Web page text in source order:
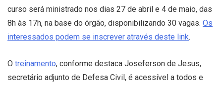
curso será ministrado nos dias 27 de abril e 4 de maio, das
8h às 17h, na base do órgão, disponibilizando 30 vagas. Os
interessados podem se inscrever através deste link.
O treinamento, conforme destaca Joseferson de Jesus,
secretário adjunto de Defesa Civil, é acessível a todos e